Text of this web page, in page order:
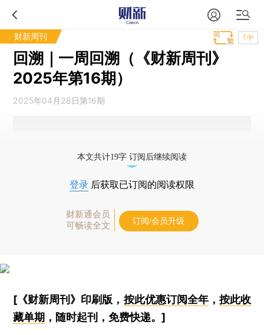
财新周刊 T中
回溯｜一周回溯（《财新周刊》
2025年第16期）
2025年04月28日第16期
本文共计19字 订阅后继续阅读
登录 后获取已订阅的阅读权限
财新通会员
可畅读全文
订阅/会员升级
[《财新周刊》印刷版， 按此优惠订阅全年， 按此收
藏单期 ，随时起刊，免费快递。]